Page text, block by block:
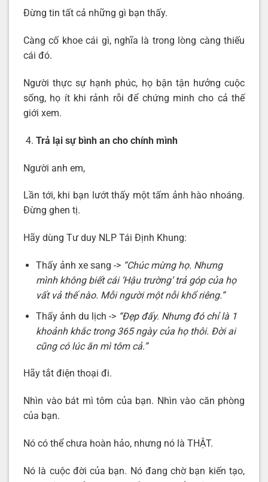
Đừng tin tất cả những gì bạn thấy.
Càng cố khoe cái gì, nghĩa là trong lòng càng thiếu
cái đó.
Người thực sự hạnh phúc, họ bận tận hưởng cuộc
sống, họ ít khi rảnh rỗi để chứng minh cho cả thế
giới xem.
Trả lại sự bình an cho chính mình
Người anh em,
Lần tới, khi bạn lướt thấy một tấm ảnh hào nhoáng.
Đừng ghen tị.
Hãy dùng Tư duy NLP Tái Định Khung:
Thấy ảnh xe sang -> “Chúc mừng họ. Nhưng
mình không biết cái ‘Hậu trường’ trả góp của họ
vất vả thế nào. Mỗi người một nỗi khổ riêng.”
Thấy ảnh du lịch -> “Đẹp đấy. Nhưng đó chỉ là 1
khoảnh khắc trong 365 ngày của họ thôi. Đời ai
cũng có lúc ăn mì tôm cả.”
Hãy tắt điện thoại đi.
Nhìn vào bát mì tôm của bạn. Nhìn vào căn phòng
của bạn.
Nó có thể chưa hoàn hảo, nhưng nó là THẬT.
Nó là cuộc đời của bạn. Nó đang chờ bạn kiến tạo,